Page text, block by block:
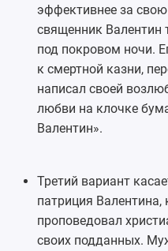
эффективнее за
священник Валентин
под покровом ночи.
к смертной казни,
написал своей
любви на клочке
Валентин».
Третий вариант
патриция Валентина,
проповедовал
своих подданных.